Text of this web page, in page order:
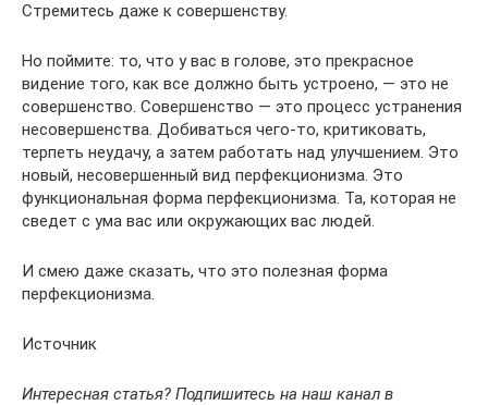
Стремитесь даже к совершенству.
Но поймите: то, что у вас в голове, это прекрасное
видение того, как все должно быть устроено, — это не
совершенство. Совершенство — это процесс устранения
несовершенства. Добиваться чего-то, критиковать,
терпеть неудачу, а затем работать над улучшением. Это
новый, несовершенный вид перфекционизма. Это
функциональная форма перфекционизма. Та, которая не
сведет с ума вас или окружающих вас людей.
И смею даже сказать, что это полезная форма
перфекционизма.
Источник
Интересная статья? Подпишитесь на наш канал в